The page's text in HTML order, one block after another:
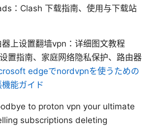
：Clash 下载指南、使用与下载站
上设置翻墙vpn：详细图文教程
置指南、家庭网络隐私保护、路由器
edgeでnordvpnを使うための
能ガイド
to proton vpn your ultimate
subscriptions deleting